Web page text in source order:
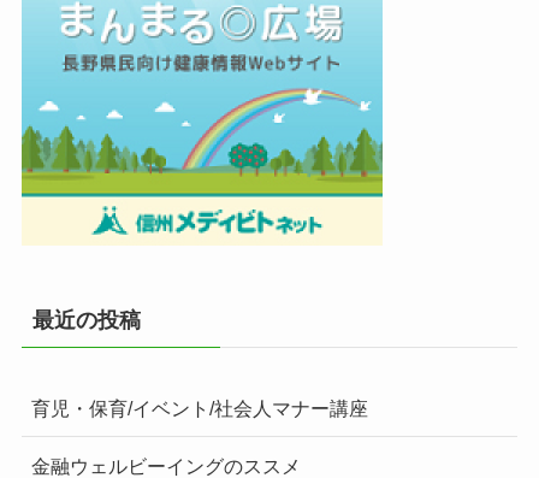
最近の投稿
育児・保育/イベント/社会人マナー講座
金融ウェルビーイングのススメ